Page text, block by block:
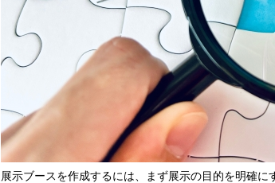
展示ブースを作成するには、まず展示の目的を明確